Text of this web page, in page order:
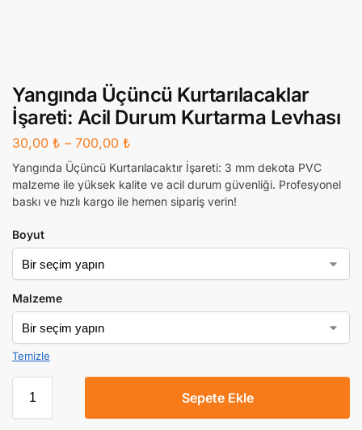
Yangında Üçüncü Kurtarılacaklar
İşareti: Acil Durum Kurtarma Levhası
30,00 ₺ – 700,00 ₺
Yangında Üçüncü Kurtarılacaktır İşareti: 3 mm dekota PVC
malzeme ile yüksek kalite ve acil durum güvenliği. Profesyonel
baskı ve hızlı kargo ile hemen sipariş verin!
Boyut
Malzeme
Temizle
Sepete Ekle